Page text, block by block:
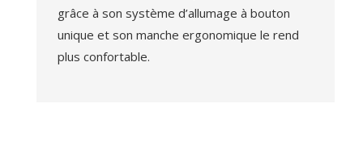
grâce à son système d’allumage à bouton
unique et son manche ergonomique le rend
plus confortable.